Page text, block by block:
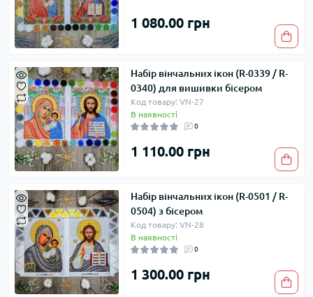
1 080.00 грн
Набір вінчальних ікон (R-0339 / R-
0340) для вишивки бісером
Код товару: VN-27
В наявності
0
1 110.00 грн
Набір вінчальних ікон (R-0501 / R-
0504) з бісером
Код товару: VN-28
В наявності
0
1 300.00 грн